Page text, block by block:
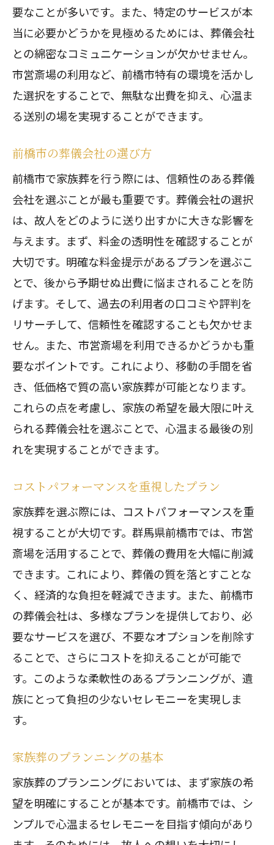
要なことが多いです。また、特定のサービスが本
当に必要かどうかを見極めるためには、葬儀会社
との綿密なコミュニケーションが欠かせません。
市営斎場の利用など、前橋市特有の環境を活かし
た選択をすることで、無駄な出費を抑え、心温ま
る送別の場を実現することができます。
前橋市の葬儀会社の選び方
前橋市で家族葬を行う際には、信頼性のある葬儀
会社を選ぶことが最も重要です。葬儀会社の選択
は、故人をどのように送り出すかに大きな影響を
与えます。まず、料金の透明性を確認することが
大切です。明確な料金提示があるプランを選ぶこ
とで、後から予期せぬ出費に悩まされることを防
げます。そして、過去の利用者の口コミや評判を
リサーチして、信頼性を確認することも欠かせま
せん。また、市営斎場を利用できるかどうかも重
要なポイントです。これにより、移動の手間を省
き、低価格で質の高い家族葬が可能となります。
これらの点を考慮し、家族の希望を最大限に叶え
られる葬儀会社を選ぶことで、心温まる最後の別
れを実現することができます。
コストパフォーマンスを重視したプラン
家族葬を選ぶ際には、コストパフォーマンスを重
視することが大切です。群馬県前橋市では、市営
斎場を活用することで、葬儀の費用を大幅に削減
できます。これにより、葬儀の質を落とすことな
く、経済的な負担を軽減できます。また、前橋市
の葬儀会社は、多様なプランを提供しており、必
要なサービスを選び、不要なオプションを削除す
ることで、さらにコストを抑えることが可能で
す。このような柔軟性のあるプランニングが、遺
族にとって負担の少ないセレモニーを実現しま
す。
家族葬のプランニングの基本
家族葬のプランニングにおいては、まず家族の希
望を明確にすることが基本です。前橋市では、シ
ンプルで心温まるセレモニーを目指す傾向があり